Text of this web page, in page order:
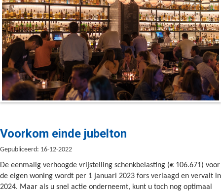
Voorkom einde jubelton
Gepubliceerd: 16-12-2022
De eenmalig verhoogde vrijstelling schenkbelasting (€ 106.671) voor
de eigen woning wordt per 1 januari 2023 fors verlaagd en vervalt in
2024. Maar als u snel actie onderneemt, kunt u toch nog optimaal